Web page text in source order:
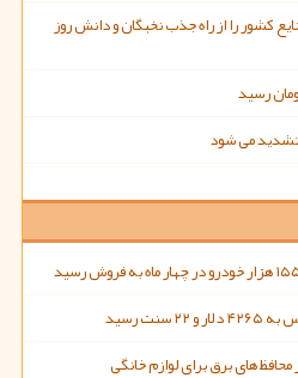
کشور را از راه جذب نخبگان و دانش روز
می شود
های برق برای لوازم خانگی